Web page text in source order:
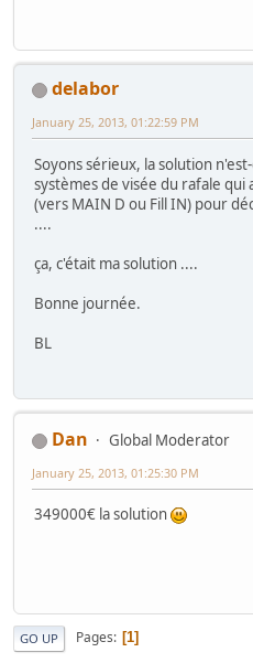
delabor
January 25, 2013, 01:22:59 PM
Soyons sérieux, la solution
systèmes de visée du rafale qui
(vers MAIN D ou Fill IN) pour
....
ça, c'était ma solution ....
Bonne journée.
BL
Dan
Global Moderator
January 25, 2013, 01:25:30 PM
349000€ la solution
GO UP Pages 1